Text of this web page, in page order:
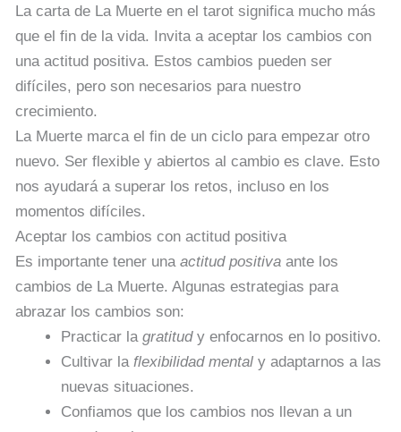
La carta de La Muerte en el tarot significa mucho más
que el fin de la vida. Invita a aceptar los cambios con
una actitud positiva. Estos cambios pueden ser
difíciles, pero son necesarios para nuestro
crecimiento.
La Muerte marca el fin de un ciclo para empezar otro
nuevo. Ser flexible y abiertos al cambio es clave. Esto
nos ayudará a superar los retos, incluso en los
momentos difíciles.
Aceptar los cambios con actitud positiva
Es importante tener una actitud positiva ante los
cambios de La Muerte. Algunas estrategias para
abrazar los cambios son:
Practicar la gratitudy enfocarnos en lo positivo.
Cultivar la flexibilidad mental y adaptarnos a las
nuevas situaciones.
Confiamos que los cambios nos llevan a un